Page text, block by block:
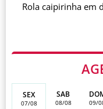
SEX
07/08
SAB
08/08 09/
Rola caipirinha em